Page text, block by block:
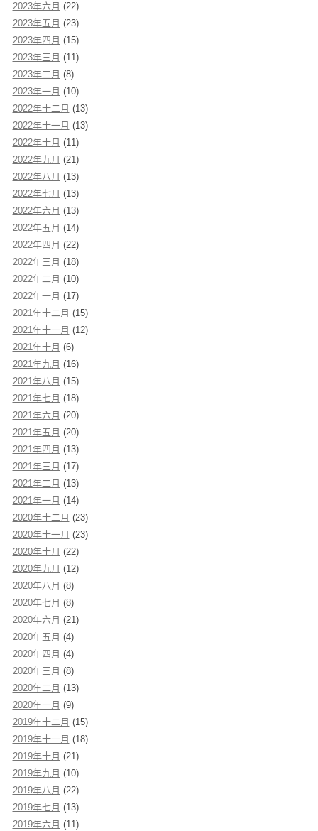
2023年六月 (22)
2023年五月 (23)
2023年四月 (15)
2023年三月 (11)
2023年二月 (8)
2023年一月 (10)
2022年十二月 (13)
2022年十一月 (13)
2022年十月 (11)
2022年九月 (21)
2022年八月 (13)
2022年七月 (13)
2022年六月 (13)
2022年五月 (14)
2022年四月 (22)
2022年三月 (18)
2022年二月 (10)
2022年一月 (17)
2021年十二月 (15)
2021年十一月 (12)
2021年十月 (6)
2021年九月 (16)
2021年八月 (15)
2021年七月 (18)
2021年六月 (20)
2021年五月 (20)
2021年四月 (13)
2021年三月 (17)
2021年二月 (13)
2021年一月 (14)
2020年十二月 (23)
2020年十一月 (23)
2020年十月 (22)
2020年九月 (12)
2020年八月 (8)
2020年七月 (8)
2020年六月 (21)
2020年五月 (4)
2020年四月 (4)
2020年三月 (8)
2020年二月 (13)
2020年一月 (9)
2019年十二月 (15)
2019年十一月 (18)
2019年十月 (21)
2019年九月 (10)
2019年八月 (22)
2019年七月 (13)
2019年六月 (11)